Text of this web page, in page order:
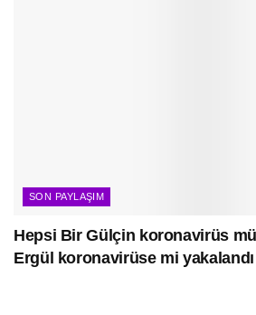
SON PAYLAŞIM
Hepsi Bir Gülçin koronavirüs
Ergül koronavirüse mi yakalandı